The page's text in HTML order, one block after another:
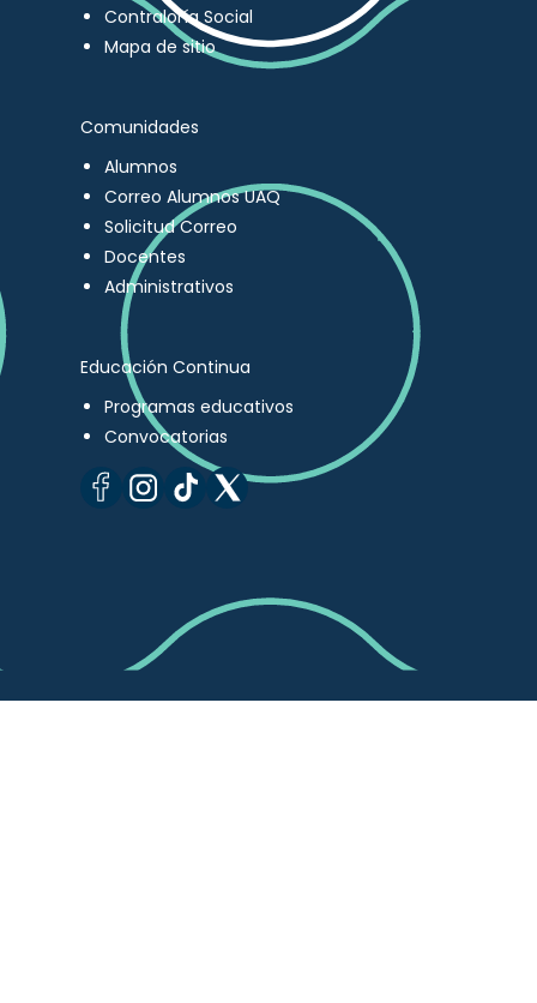
Contraloría Social
Mapa de sitio
Comunidades
Alumnos
Correo Alumnos UAQ
Solicitud Correo
Docentes
Administrativos
Educación Continua
Programas educativos
Convocatorias